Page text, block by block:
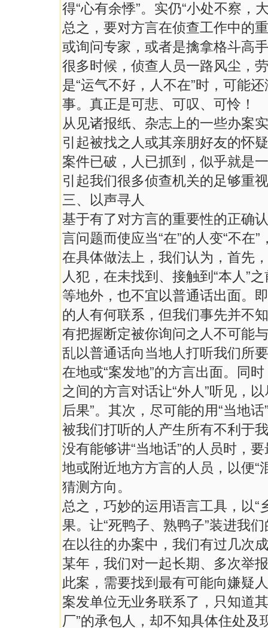
得“心有余悸”。实仍“小处不察，
总之，要对方言在侦查工作中的
或询问专家，或者是擒拿格斗高
很多时候，侦查人员一路风尘，
是“运气不好，人不在”时，可能
事。真正是可悲、可叹、可怜！
从见诸报纸、杂志上的一些办案
引起被找之人或其亲朋好友的怀
案件已破，人已抓到，似乎就是
引起我们很多侦查机关的足够重
三、以声寻人
基于有了对方言的重要性的正确
言问题而使应当“在”的人变“不在
在具体做法上，我们认为，首先
人犯，在未找到、接触到“本人”
等地外，也不宜以普通话出面。
的人有何联系，但我们事先并不
有把握断定被你询问之人不可能
乱以普通话向当地人打听我们所
在地或“案发地”的方言出面。同
之间的方言对话让“外人”听见，
后果”。其次，尽可能的用“当地
被我们打听的人产生所有不利于
没有能够讲“当地话”的人员时，
地或附近地方方言的人员，以便“
猜测方向。
总之，巧妙的运用语言工具，以“
果。让“死鸭子、熟鸭子”装进我
在以往的办案中，我们有过几次
某年，我们对一起长期、多次举
此案，需要找到最有可能向嫌疑
案发单位无业务联系了，只知道
厂”的承包人，却不知具体住处